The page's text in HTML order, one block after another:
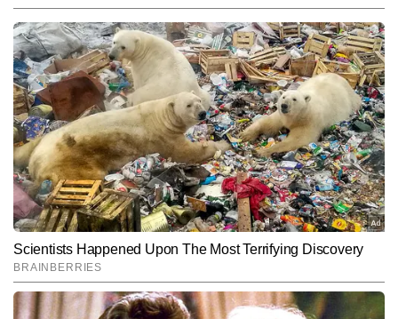
नितिन अरोड़ा AUTHOR
नितिन अरोड़ा टाइम्स नाउ नवभारत में न्यूज डेस्क पर सीनियर कॉपी एडिटर के रूप
में कार्यरत हैं। मीडिया में उनका 6 वर्षों का अनुभव है। वह राजनीति, देश–विदेश की
बड़ी घटनाओं और समसामयिक मुद्दों को गहराई से समझकर उन्हें सटीक और सरल
भाषा में प्रस्तुत करने में माहिर हैं। उन्होंने अपने करियर में लगातार करंट अफेयर्स,
पॉलिटिकल डेवलपमेंट्स, डिप्लोमैटिक घटनाएं और डिफेंस सेक्टर से जुड़े विषयों पर
प्रभावशाली कॉन्टेंट तैयार किया है और अबतक 6 हजार से अधिक आर्टिकल लिख
चुके हैं। विभिन्न टॉपिक्स पर एक्सप्लेनेर, डेटा-आधारित रिपोर्ट्स और विश्लेषणात्मक
कॉपी लिखने में उनकी मजबूत पकड़ है।
और पढ़ें
Follow Us:
Subscribe to our daily Newsletter!